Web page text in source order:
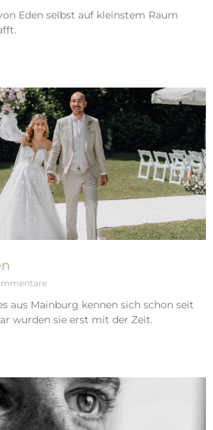
Eden selbst auf kleinstem Raum
aus Mainburg kennen sich schon seit
wurden sie erst mit der Zeit.